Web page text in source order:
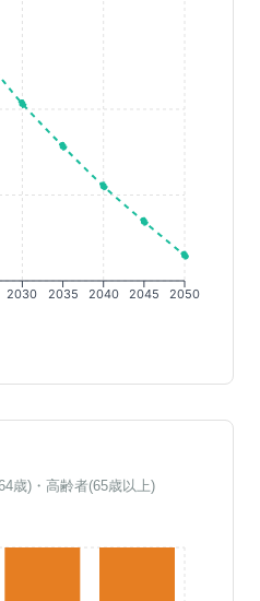
2030 2035 2040 2045 2050
歳)・高齢者(65歳以上)